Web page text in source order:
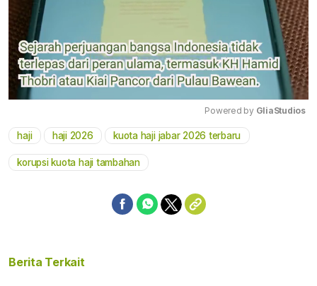
Powered by GliaStudios
haji haji 2026 kuota haji jabar 2026 terbaru
korupsi kuota haji tambahan
Berita Terkait